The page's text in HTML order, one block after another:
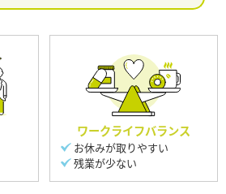
ワークライフバランス
お休みが取りやすい
残業が少ない